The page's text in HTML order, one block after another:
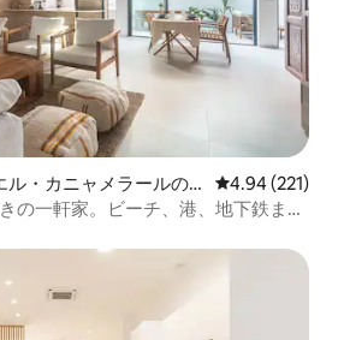
ル・カニャメラールの
レビュー221
4.94 (221)
の一軒家。ビーチ、港、地下鉄まで